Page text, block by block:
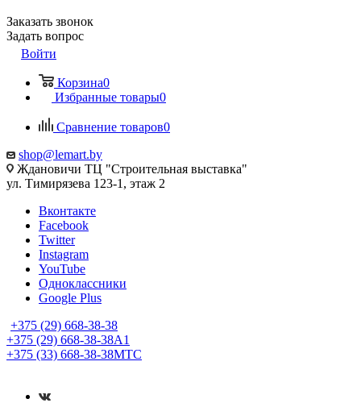
Заказать звонок
Задать вопрос
Войти
Корзина0
Избранные товары0
Сравнение товаров0
shop@lemart.by
Ждановичи ТЦ "Строительная выставка"
ул. Тимирязева 123-1, этаж 2
Вконтакте
Facebook
Twitter
Instagram
YouTube
Одноклассники
Google Plus
+375 (29) 668-38-38
+375 (29) 668-38-38A1
+375 (33) 668-38-38МТС